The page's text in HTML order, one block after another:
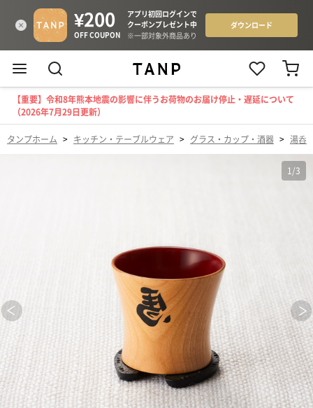
【重要】令和8年熊本地震の影響に伴うお荷物のお届け停止・遅延について
（2026年7月29日更新）
タンプホーム > キッチン・テーブルウェア > グラス・カップ・酒器 > 湯呑
1 /3